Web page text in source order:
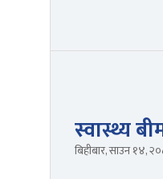
स्वास्थ्य
बिहीबार, साउन १४,